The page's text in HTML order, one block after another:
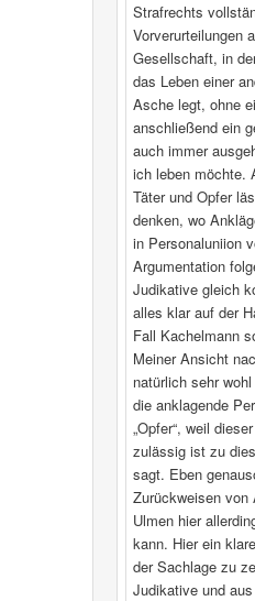
Strafrechts
Vorverurteilungen
Gesellschaft, in
das Leben einer
Asche legt, ohne
anschließend ein
auch immer
ich leben möchte.
Täter und Opfer
denken, wo
in Personaluniion
Argumentation
Judikative gleich
alles klar auf der
Fall Kachelmann
Meiner Ansicht
natürlich sehr
die anklagende
„Opfer“, weil
zulässig ist zu
sagt. Eben
Zurückweisen von
Ulmen hier
kann. Hier ein
der Sachlage zu
Judikative und